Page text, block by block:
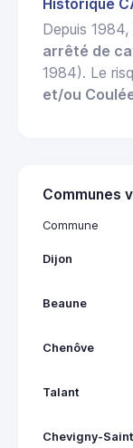
Historique
Depuis 1984,
arrêté de
1984). Le
et/ou
Communes
Commune
Dijon
Beaune
Chenôve
Talant
Chevigny-